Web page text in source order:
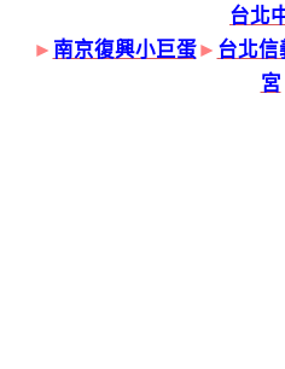
台北
► 南京復興小巨蛋► 台北信
宮